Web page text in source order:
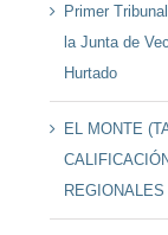
Primer
la Junta de
Hurtado
EL MONTE
REGIONALES